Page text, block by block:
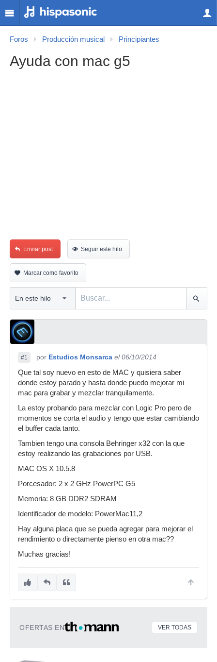
Foros Producción musical Principiantes
Ayuda con mac g5
Enviar post Seguir este hilo
Marcar como favorito
#1 por Estudios Monsarca el 06/10/2014
Que tal soy nuevo en esto de MAC y quisiera saber
donde estoy parado y hasta donde puedo mejorar mi
mac para grabar y mezclar tranquilamente.
La estoy probando para mezclar con Logic Pro pero de
momentos se corta el audio y tengo que estar cambiando
el buffer cada tanto.
Tambien tengo una consola Behringer x32 con la que
estoy realizando las grabaciones por USB.
MAC OS X 10.5.8
Porcesador: 2 x 2 GHz PowerPC G5
Memoria: 8 GB DDR2 SDRAM
Identificador de modelo: PowerMac11,2
Hay alguna placa que se pueda agregar para mejorar el
rendimiento o directamente pienso en otra mac??
Muchas gracias!
OFERTAS EN VER TODAS